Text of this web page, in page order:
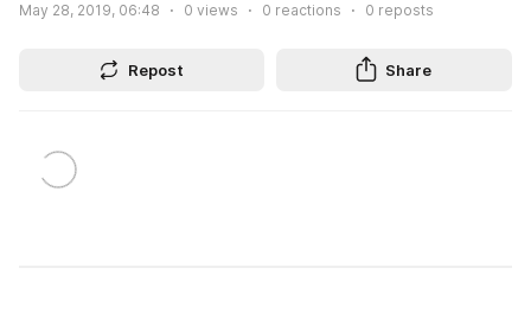
May 28, 2019, 06:48 0 views 0 reactions 0 reposts
Repost Share